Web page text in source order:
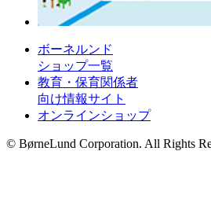
ボーネルンド
ショップ一覧
教育・保育関係者
向け情報サイト
オンラインショップ
© BørneLund Corporation. All Rights